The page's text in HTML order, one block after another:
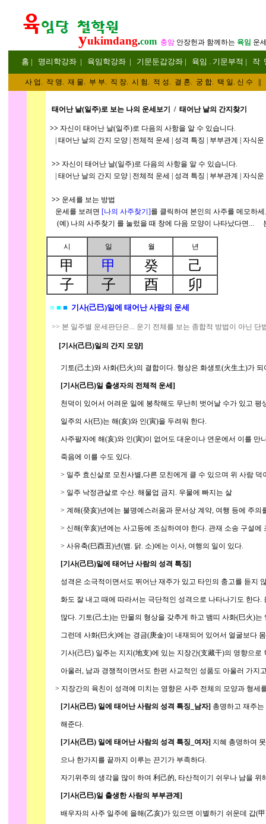
yukimdang.com 충암 안장헌과 함께하는 육임 운
홈 | 명리 학강좌 | 육임학강좌 | 기문둔갑강좌 | 육임 . 기문부적 | 작
사 업 . 작 명. 재 물. 부 부. 직 장. 시 험. 적 성. 결 혼. 궁 합. 택 일. 신 수
태어난 날(일주)로 보는 나의 운세보기 / 태어난 날의 간지찾기
>> 자신이 태어난 날(일주)로 다음의 사항을 알 수 있습니다.
| 태어난 날의 간지 모양 | 전체적 운세 | 성격 특징 | 부부관계 | 자식운
>> 자신이 태어난 날(일주)로 다음의 사항을 알 수 있습니다.
| 태어난 날의 간지 모양 | 전체적 운세 | 성격 특징 | 부부관계 | 자식운
>> 운세를 보는 방법
운세를 보려면 [나의 사주찾기 ]를 클릭하여 본인의 사주를 메모하
(예) 나의 사주찾기 를 눌렀을 때 창에 다음 모양이 나타났다면...
시 일 월 년
甲 甲 癸
己
子
子 酉 卯
■ ■ ■ 기사(己巳)일에 태어난 사람의 운세
>> 본 일주별 운세판단은... 운기 전체를 보는 종합적 방법이 아닌 단
[기사(己巳)일의 간지 모양]
기토(己土)와 사화(巳火)의 결합이다. 형상은 화생토(火生土)가 되
[기사(己巳)일 출생자의 전체적 운세]
천덕이 있어서 어려운 일에 봉착해도 무난히 벗어날 수가 있고 평
일주의 사(巳)는 해(亥)와 인(寅)을 두려워 한다.
사주팔자에 해(亥)와 인(寅)이 없어도 대운이나 연운에서 이를 만
죽음에 이를 수도 있다.
> 일주 효신살로 모친사별,다른 모친에게 클 수 있으며 위 사람 덕
> 일주 낙정관살로 수산. 해물업 금지. 우물에 빠지는 살
> 계해(癸亥)년에는 불명예스러움과 문서상 계약, 여행 등에 주의
> 신해(辛亥)년에는 사고등에 조심하여야 한다. 관재 소송 구설에
> 사유축(巳酉丑)년(뱀. 닭. 소)에는 이사, 여행의 일이 있다.
[기사(己巳)일에 태어난 사람의 성격 특징]
성격은 소극적이면서도 뛰어난 재주가 있고 타인의 충고를 듣지
화도 잘 내고 때에 따라서는 극단적인 성격으로 나타나기도 한다.
많다. 기토(己土)는 만물의 형상을 갖추게 하고 뱀띠 사화(巳火)는
그런데 사화(巳火)에는 경금(庚金)이 내재되어 있어서 얼굴보다
기사(己巳) 일주는 지지(地支)에 있는 지장간(支藏干)의 영향으로
아울러, 남과 경쟁적이면서도 한편 사교적인 성품도 아울러 가지
> 지장간의 육친이 성격에 미치는 영향은 사주 전체의 모양과 형세
[기사(己巳) 일에 태어난 사람의 성격 특징_남자] 총명하고 재주
해준다.
[기사(己巳) 일에 태어난 사람의 성격 특징_여자] 지혜 총명하여
으나 한가지를 끝까지 이루는 끈기가 부족하다.
자기위주의 생각을 많이 하여 利己的, 타산적이기 쉬우나 남을 위
[기사(己巳)일 출생한 사람의 부부관계]
배우자의 사주 일주에 을해(乙亥)가 있으면 이별하기 쉬운데 갑(甲